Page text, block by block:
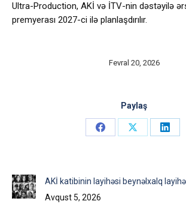
Ultra-Production, AKİ və İTV-nin dəstəyilə
premyerası 2027-ci ilə planlaşdırılır.
Fevral 20, 2026
Paylaş
Share
Share
Share
AKİ katibinin layihəsi beynəlxalq
Avqust 5, 2026